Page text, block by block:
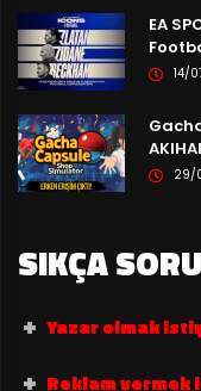
EA
14/
29/
SIKÇA
Yazar olmak
Reklam vermek